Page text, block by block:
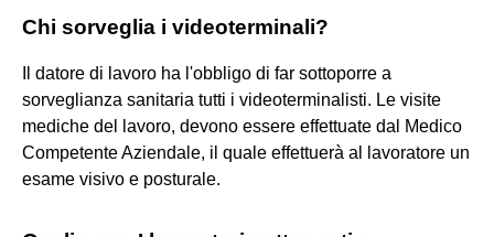
Chi sorveglia i videoterminali?
Il datore di lavoro ha l'obbligo di far sottoporre a
sorveglianza sanitaria tutti i videoterminalisti. Le visite
mediche del lavoro, devono essere effettuate dal Medico
Competente Aziendale, il quale effettuerà al lavoratore un
esame visivo e posturale.